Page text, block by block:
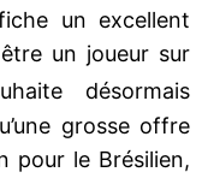
un excellent
un joueur sur
désormais
grosse offre
pour le Brésilien,